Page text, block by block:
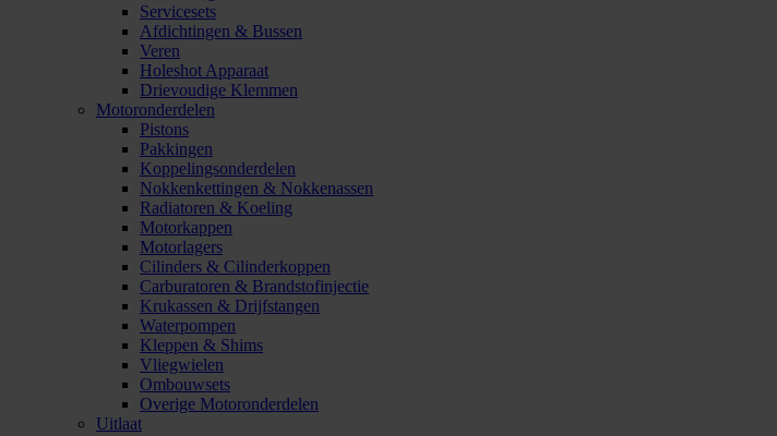
Servicesets
Afdichtingen & Bussen
Veren
Holeshot Apparaat
Drievoudige Klemmen
Motoronderdelen
Pistons
Pakkingen
Koppelingsonderdelen
Nokkenkettingen & Nokkenassen
Radiatoren & Koeling
Motorkappen
Motorlagers
Cilinders & Cilinderkoppen
Carburatoren & Brandstofinjectie
Krukassen & Drijfstangen
Waterpompen
Kleppen & Shims
Vliegwielen
Ombouwsets
Overige Motoronderdelen
Uitlaat